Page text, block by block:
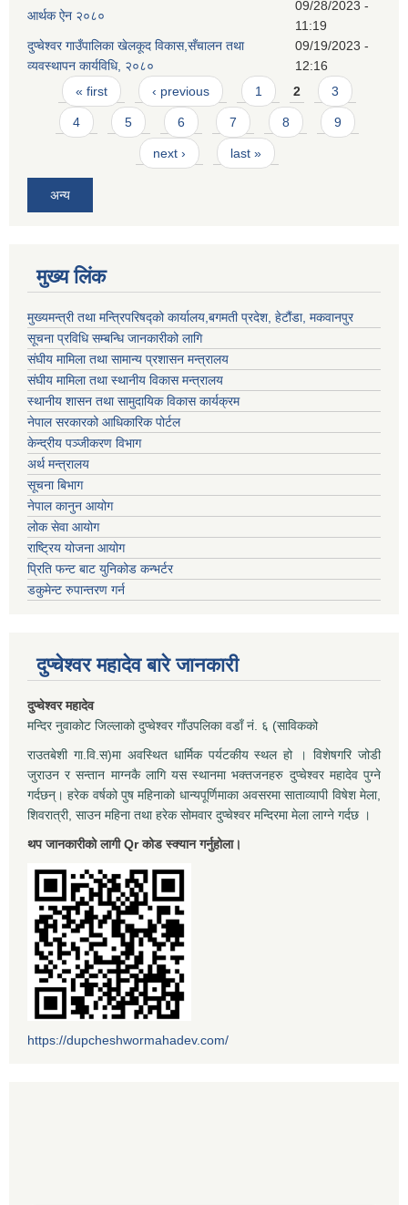
आर्थक ऐन २०८०
09/28/2023 -
11:19
दुप्चेश्वर गाउँपालिका खेलकूद विकास,सँचालन तथा
व्यवस्थापन कार्यविधि, २०८०
09/19/2023 -
12:16
Pages
« first ‹ previous 1 2 3
4 5 6 7 8 9
next › last »
अन्य
मुख्य लिंक
मुख्यमन्त्री तथा मन्त्रिपरिषद्को कार्यालय,बगमती प्रदेश, हेटौंडा, मकवानपुर
सूचना प्रविधि सम्बन्धि जानकारीको लागि
संघीय मामिला तथा सामान्य प्रशासन मन्त्रालय
संघीय मामिला तथा स्थानीय विकास मन्त्रालय
स्थानीय शासन तथा सामुदायिक विकास कार्यक्रम
नेपाल सरकारको आधिकारिक पोर्टल
केन्द्रीय पञ्जीकरण विभाग
अर्थ मन्त्रालय
सूचना बिभाग
नेपाल कानुन आयोग
लोक सेवा आयोग
राष्ट्रिय योजना आयोग
प्रिति फन्ट बाट युनिकोड कन्भर्टर
डकुमेन्ट रुपान्तरण गर्न
दुप्चेश्वर महादेव बारे जानकारी
दुप्चेश्वर महादेव
मन्दिर नुवाकोट जिल्लाको दुप्चेश्वर गाँउपलिका वडाँ नं. ६ (साविकको
राउतबेशी गा.वि.स)मा अवस्थित धार्मिक पर्यटकीय स्थल हो । विशेषगरि जोडी
जुराउन र सन्तान माग्नकै लागि यस स्थानमा भक्तजनहरु दुप्चेश्वर महादेव पुग्ने
गर्दछन्। हरेक वर्षको पुष महिनाको धान्यपूर्णिमाका अवसरमा साताव्यापी विषेश मेला,
शिवरात्री, साउन महिना तथा हरेक सोमवार दुप्चेश्वर मन्दिरमा मेला लाग्ने गर्दछ ।
थप जानकारीको लागी Qr कोड स्क्यान गर्नुहोला।
https://dupcheshwormahadev.com/